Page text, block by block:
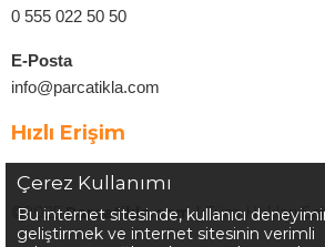
0 555 022 50 50
E-Posta
info@parcatikla.com
Hızlı Erişim
©2025Parcatikla.com| Tüm Hakları
Çerez Kullanımı
Bu internet sitesinde, kullanıcı
geliştirmek ve internet sitesinin verimli